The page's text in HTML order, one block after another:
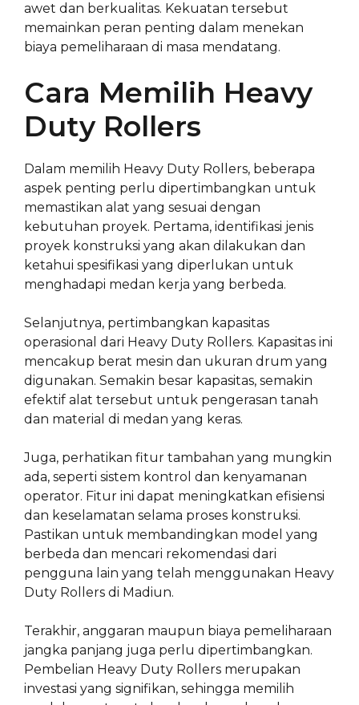
awet dan berkualitas. Kekuatan tersebut
memainkan peran penting dalam menekan
biaya pemeliharaan di masa mendatang.
Cara Memilih Heavy
Duty Rollers
Dalam memilih Heavy Duty Rollers, beberapa
aspek penting perlu dipertimbangkan untuk
memastikan alat yang sesuai dengan
kebutuhan proyek. Pertama, identifikasi jenis
proyek konstruksi yang akan dilakukan dan
ketahui spesifikasi yang diperlukan untuk
menghadapi medan kerja yang berbeda.
Selanjutnya, pertimbangkan kapasitas
operasional dari Heavy Duty Rollers. Kapasitas ini
mencakup berat mesin dan ukuran drum yang
digunakan. Semakin besar kapasitas, semakin
efektif alat tersebut untuk pengerasan tanah
dan material di medan yang keras.
Juga, perhatikan fitur tambahan yang mungkin
ada, seperti sistem kontrol dan kenyamanan
operator. Fitur ini dapat meningkatkan efisiensi
dan keselamatan selama proses konstruksi.
Pastikan untuk membandingkan model yang
berbeda dan mencari rekomendasi dari
pengguna lain yang telah menggunakan Heavy
Duty Rollers di Madiun.
Terakhir, anggaran maupun biaya pemeliharaan
jangka panjang juga perlu dipertimbangkan.
Pembelian Heavy Duty Rollers merupakan
investasi yang signifikan, sehingga memilih